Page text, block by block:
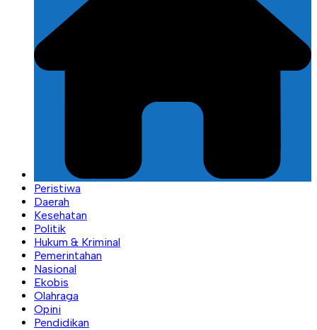
Peristiwa
Daerah
Kesehatan
Politik
Hukum & Kriminal
Pemerintahan
Nasional
Ekobis
Olahraga
Opini
Pendidikan